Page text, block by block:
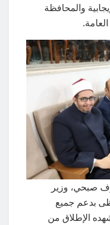
والمحافظة
صبحي، وزير
بدعم جميع
الإطلاق من